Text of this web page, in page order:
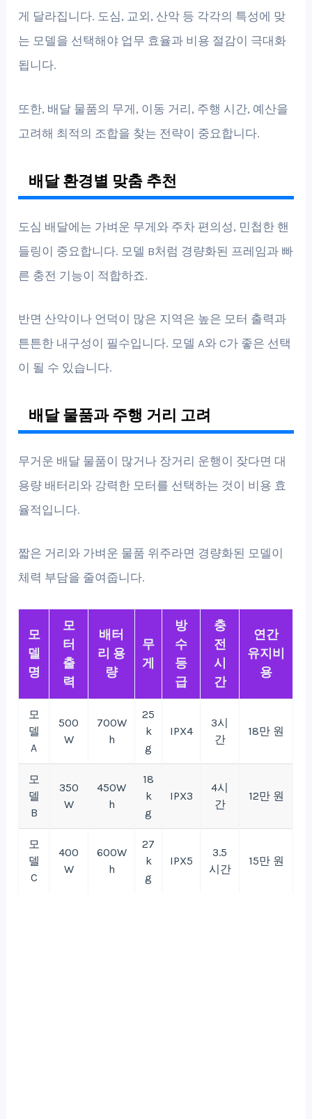
게 달라집니다. 도심, 교외, 산악 등 각각의 특성에 맞
는 모델을 선택해야 업무 효율과 비용 절감이 극대화
됩니다.
또한, 배달 물품의 무게, 이동 거리, 주행 시간, 예산을
고려해 최적의 조합을 찾는 전략이 중요합니다.
배달 환경별 맞춤 추천
도심 배달에는 가벼운 무게와 주차 편의성, 민첩한 핸
들링이 중요합니다. 모델 B처럼 경량화된 프레임과 빠
른 충전 기능이 적합하죠.
반면 산악이나 언덕이 많은 지역은 높은 모터 출력과
튼튼한 내구성이 필수입니다. 모델 A와 C가 좋은 선택
이 될 수 있습니다.
배달 물품과 주행 거리 고려
무거운 배달 물품이 많거나 장거리 운행이 잦다면 대
용량 배터리와 강력한 모터를 선택하는 것이 비용 효
율적입니다.
짧은 거리와 가벼운 물품 위주라면 경량화된 모델이
체력 부담을 줄여줍니다.
모
델
명
모
터
출
력
배터
리 용
량
무
게
방
수
등
급
충
전
시
간
연간
유지비
용
모
델
A
500
W
700W
h
25
k
g
IPX4
3시
간
18만 원
모
델
B
350
W
450W
h
18
k
g
IPX3
4시
간
12만 원
모
델
C
400
W
600W
h
27
k
g
IPX5
3.5
시간
15만 원